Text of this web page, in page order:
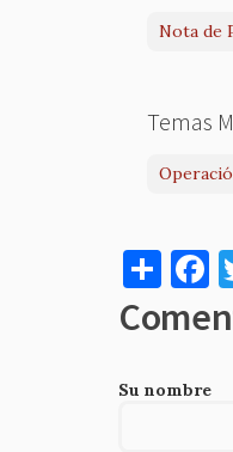
Nota de
Temas
S
h
ar
e
F
a
c
e
Su nombre